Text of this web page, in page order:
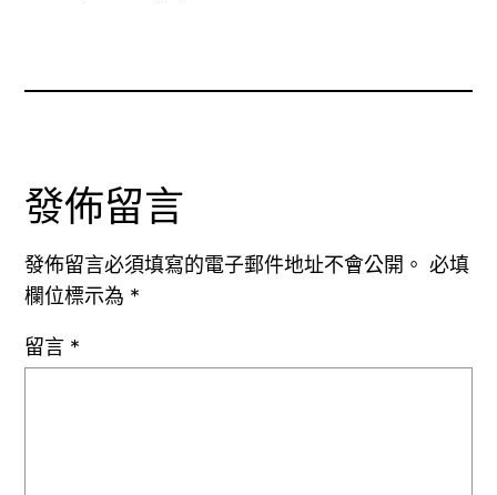
發佈留言
發佈留言必須填寫的電子郵件地址不會公開。 必填
欄位標示為 *
留言 *